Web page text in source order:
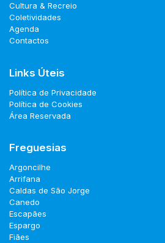
Cultura & Recreio
Coletividades
Agenda
Contactos
Links Úteis
Política de Privacidade
Política de Cookies
Área Reservada
Freguesias
Argoncilhe
Arrifana
Caldas de São Jorge
Canedo
Escapães
Espargo
Fiães